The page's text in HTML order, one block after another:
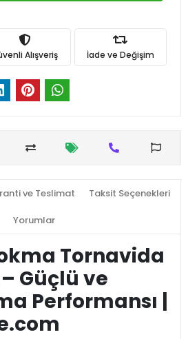
Alışveriş İade ve Değişim
ve Teslimat Taksit Seçenekleri
Yorumlar
Tornavida
Güçlü ve
Performansı |